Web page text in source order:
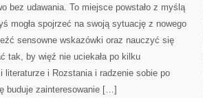
bez udawania. To miejsce powstało z myślą
mogła spojrzeć na swoją sytuację z nowego
sensowne wskazówki oraz nauczyć się
tak, by więź nie uciekała po kilku
i Rozstania i radzenie sobie po
buduje zainteresowanie […]